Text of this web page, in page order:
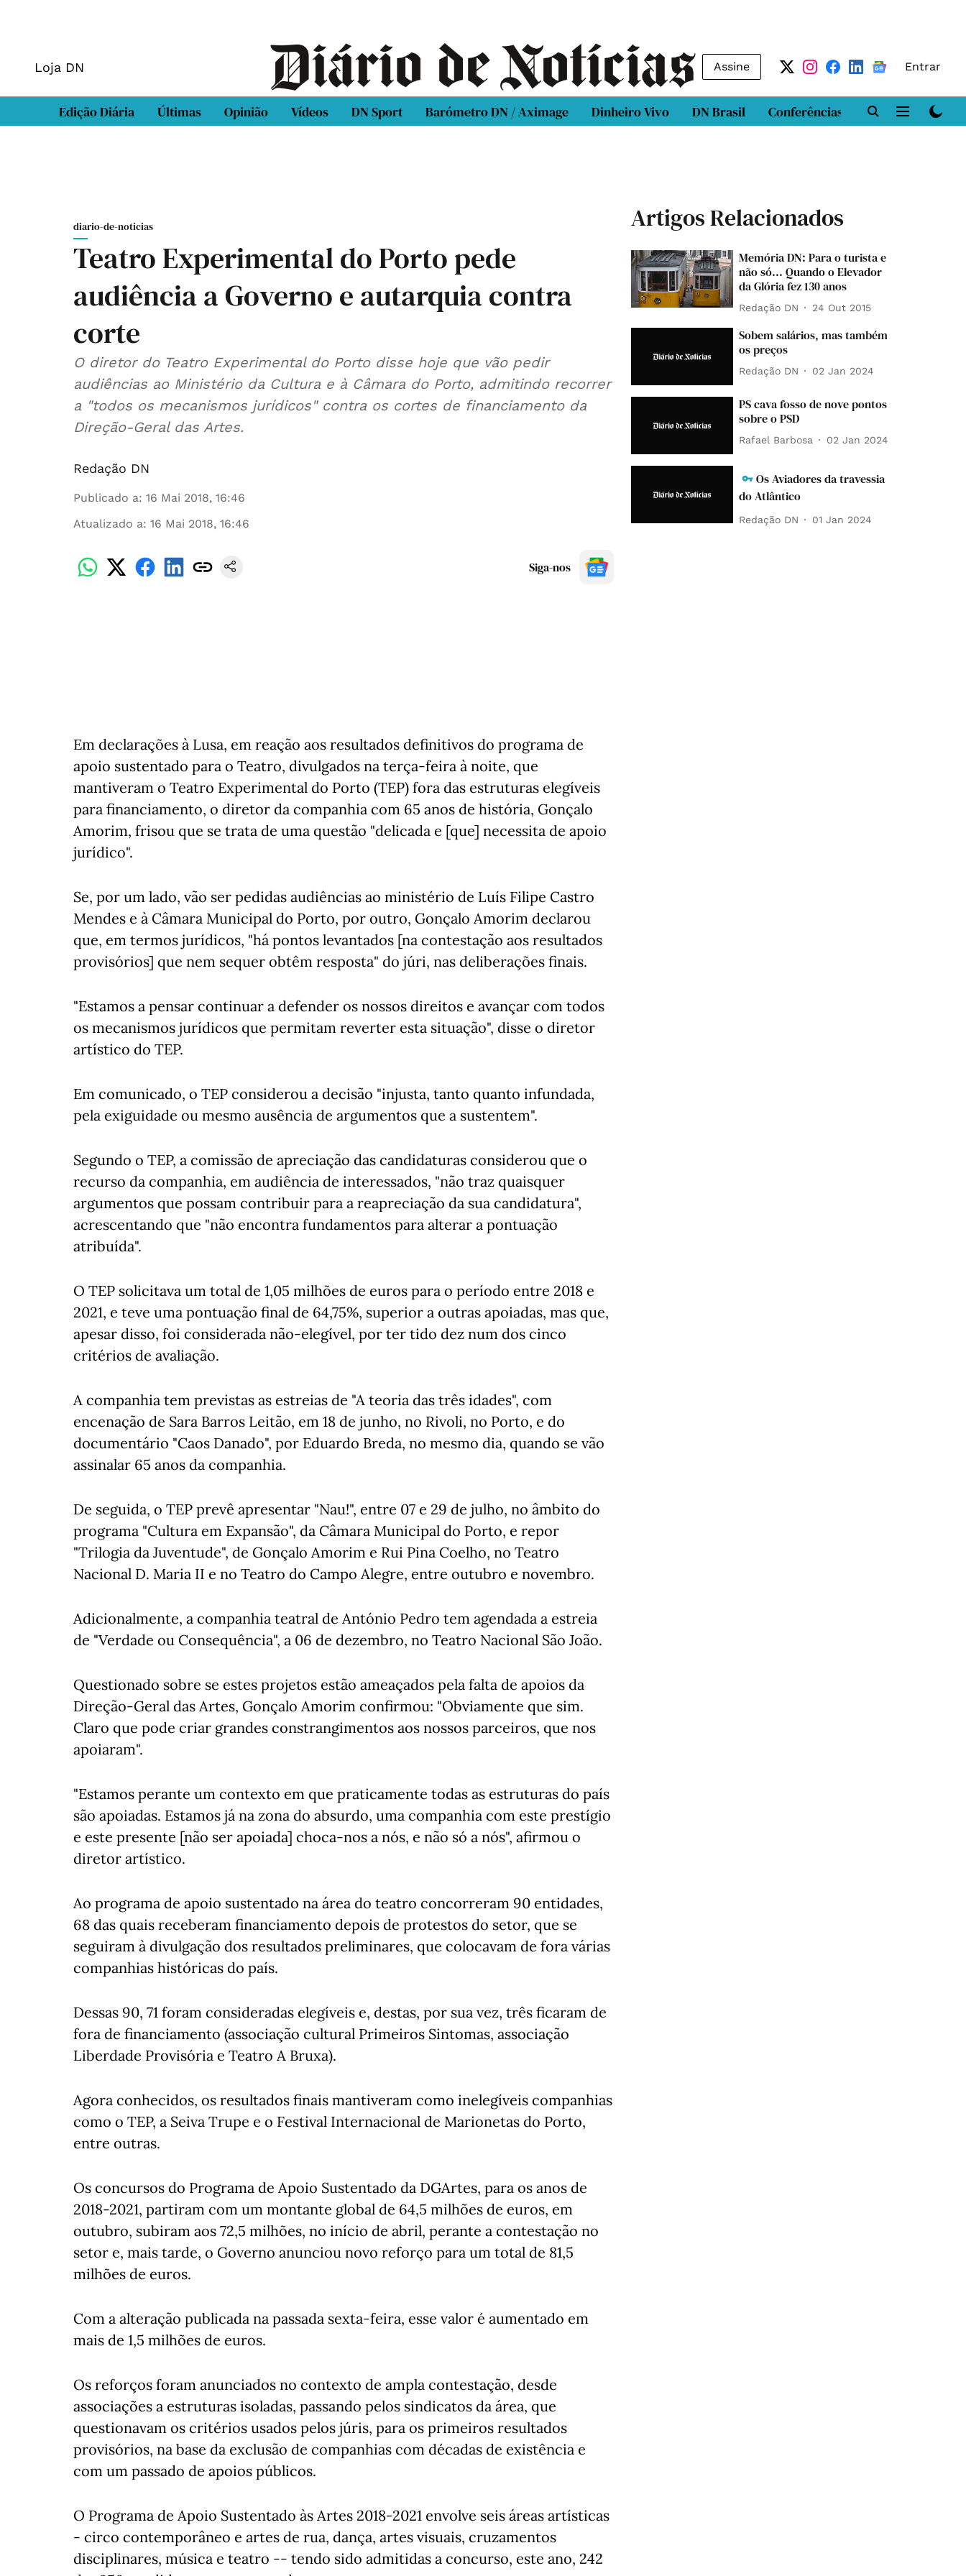
Loja DN Assine Entrar
Edição Diária Últimas Opinião Vídeos DN Sport Barómetro DN / Aximage Dinheiro Vivo DN Brasil Conferências DN LAB
diario-de-noticias
Teatro Experimental do Porto pede
audiência a Governo e autarquia contra
corte
O diretor do Teatro Experimental do Porto disse hoje que vão pedir
audiências ao Ministério da Cultura e à Câmara do Porto, admitindo recorrer
a "todos os mecanismos jurídicos" contra os cortes de financiamento da
Direção-Geral das Artes.
Redação DN
Publicado a: 16 Mai 2018, 16:46
Atualizado a: 16 Mai 2018, 16:46
Siga-nos
Em declarações à Lusa, em reação aos resultados definitivos do programa de
apoio sustentado para o Teatro, divulgados na terça-feira à noite, que
mantiveram o Teatro Experimental do Porto (TEP) fora das estruturas elegíveis
para financiamento, o diretor da companhia com 65 anos de história, Gonçalo
Amorim, frisou que se trata de uma questão "delicada e [que] necessita de apoio
jurídico".
Se, por um lado, vão ser pedidas audiências ao ministério de Luís Filipe Castro
Mendes e à Câmara Municipal do Porto, por outro, Gonçalo Amorim declarou
que, em termos jurídicos, "há pontos levantados [na contestação aos resultados
provisórios] que nem sequer obtêm resposta" do júri, nas deliberações finais.
"Estamos a pensar continuar a defender os nossos direitos e avançar com todos
os mecanismos jurídicos que permitam reverter esta situação", disse o diretor
artístico do TEP.
Em comunicado, o TEP considerou a decisão "injusta, tanto quanto infundada,
pela exiguidade ou mesmo ausência de argumentos que a sustentem".
Segundo o TEP, a comissão de apreciação das candidaturas considerou que o
recurso da companhia, em audiência de interessados, "não traz quaisquer
argumentos que possam contribuir para a reapreciação da sua candidatura",
acrescentando que "não encontra fundamentos para alterar a pontuação
atribuída".
O TEP solicitava um total de 1,05 milhões de euros para o período entre 2018 e
2021, e teve uma pontuação final de 64,75%, superior a outras apoiadas, mas que,
apesar disso, foi considerada não-elegível, por ter tido dez num dos cinco
critérios de avaliação.
A companhia tem previstas as estreias de "A teoria das três idades", com
encenação de Sara Barros Leitão, em 18 de junho, no Rivoli, no Porto, e do
documentário "Caos Danado", por Eduardo Breda, no mesmo dia, quando se vão
assinalar 65 anos da companhia.
De seguida, o TEP prevê apresentar "Nau!", entre 07 e 29 de julho, no âmbito do
programa "Cultura em Expansão", da Câmara Municipal do Porto, e repor
"Trilogia da Juventude", de Gonçalo Amorim e Rui Pina Coelho, no Teatro
Nacional D. Maria II e no Teatro do Campo Alegre, entre outubro e novembro.
Adicionalmente, a companhia teatral de António Pedro tem agendada a estreia
de "Verdade ou Consequência", a 06 de dezembro, no Teatro Nacional São João.
Questionado sobre se estes projetos estão ameaçados pela falta de apoios da
Direção-Geral das Artes, Gonçalo Amorim confirmou: "Obviamente que sim.
Claro que pode criar grandes constrangimentos aos nossos parceiros, que nos
apoiaram".
"Estamos perante um contexto em que praticamente todas as estruturas do país
são apoiadas. Estamos já na zona do absurdo, uma companhia com este prestígio
e este presente [não ser apoiada] choca-nos a nós, e não só a nós", afirmou o
diretor artístico.
Ao programa de apoio sustentado na área do teatro concorreram 90 entidades,
68 das quais receberam financiamento depois de protestos do setor, que se
seguiram à divulgação dos resultados preliminares, que colocavam de fora várias
companhias históricas do país.
Dessas 90, 71 foram consideradas elegíveis e, destas, por sua vez, três ficaram de
fora de financiamento (associação cultural Primeiros Sintomas, associação
Liberdade Provisória e Teatro A Bruxa).
Agora conhecidos, os resultados finais mantiveram como inelegíveis companhias
como o TEP, a Seiva Trupe e o Festival Internacional de Marionetas do Porto,
entre outras.
Os concursos do Programa de Apoio Sustentado da DGArtes, para os anos de
2018-2021, partiram com um montante global de 64,5 milhões de euros, em
outubro, subiram aos 72,5 milhões, no início de abril, perante a contestação no
setor e, mais tarde, o Governo anunciou novo reforço para um total de 81,5
milhões de euros.
Com a alteração publicada na passada sexta-feira, esse valor é aumentado em
mais de 1,5 milhões de euros.
Os reforços foram anunciados no contexto de ampla contestação, desde
associações a estruturas isoladas, passando pelos sindicatos da área, que
questionavam os critérios usados pelos júris, para os primeiros resultados
provisórios, na base da exclusão de companhias com décadas de existência e
com um passado de apoios públicos.
O Programa de Apoio Sustentado às Artes 2018-2021 envolve seis áreas artísticas
- circo contemporâneo e artes de rua, dança, artes visuais, cruzamentos
disciplinares, música e teatro -- tendo sido admitidas a concurso, este ano, 242
Artigos Relacionados
Memória DN: Para o turista e
não só... Quando o Elevador
da Glória fez 130 anos
Redação DN 24 Out 2015
Sobem salários, mas também
os preços
Redação DN 02 Jan 2024
PS cava fosso de nove pontos
sobre o PSD
Rafael Barbosa 02 Jan 2024
Os Aviadores da travessia
do Atlântico
Redação DN 01 Jan 2024